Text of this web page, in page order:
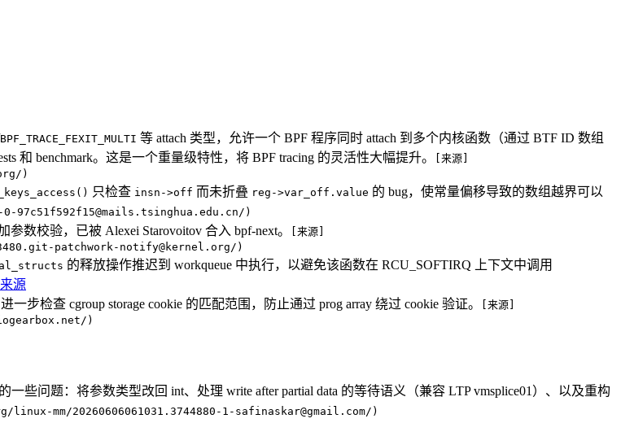
BPF_TRACE_FEXIT_MULTI 等 attach 类型，允许一个 BPF 程序同时 attach 到多个内核函数（通过 BTF ID 数组
和 benchmark。这是一个重量级特性，将 BPF tracing 的灵活性大幅提升。
[来源]
)
只检查 insn->off 而未折叠 reg->var_off.value 的 bug，使常量偏移导致的数组越界可以
)
参数校验，已被 Alexei Starovoitov 合入 bpf-next。
[来源]
patchwork-notify@kernel.org/)
的释放操作推迟到 workqueue 中执行，以避免该函数在 RCU_SOFTIRQ 上下文中调用
来源
一步检查 cgroup storage cookie 的匹配范围，防止通过 prog array 绕过 cookie 验证。
[来源]
)
一些问题：将参数类型改回 int、处理 write after partial data 的等待语义（兼容 LTP vmsplice01）、以及重构
mm/20260606061031.3744880-1-safinaskar@gmail.com/)